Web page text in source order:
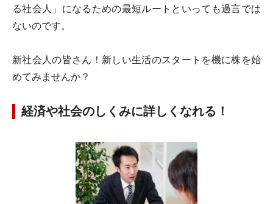
る社会人」になるための最短ルートといっても過言では
ないのです。
新社会人の皆さん！新しい生活のスタートを機に株を始
めてみませんか？
経済や社会のしくみに詳しくなれる！